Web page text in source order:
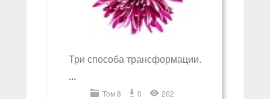
Три способа трансформации.
...
Том 8 0 262